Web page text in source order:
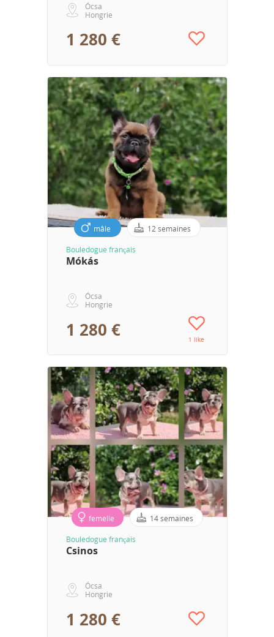
Ócsa
Hongrie
1 280 €
mâle 12 semaines
Bouledogue français
Mókás
Ócsa
Hongrie
1 280 € 1 like
femelle 14 semaines
Bouledogue français
Csinos
Ócsa
Hongrie
1 280 €